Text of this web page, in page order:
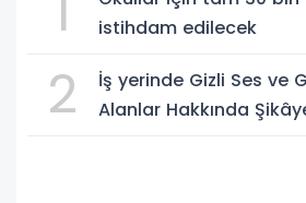
istihdam edilecek
2
İş yerinde Gizli Ses ve
Alanlar Hakkında